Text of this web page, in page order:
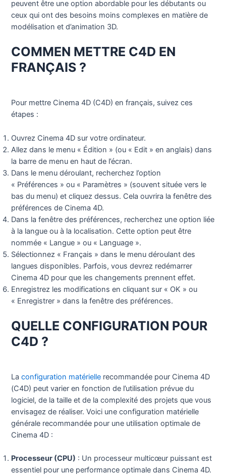
peuvent être une option abordable pour les débutants ou
ceux qui ont des besoins moins complexes en matière de
modélisation et d’animation 3D.
COMMEN METTRE C4D EN
FRANÇAIS ?
Pour mettre Cinema 4D (C4D) en français, suivez ces
étapes :
Ouvrez Cinema 4D sur votre ordinateur.
Allez dans le menu « Édition » (ou « Edit » en anglais) dans
la barre de menu en haut de l’écran.
Dans le menu déroulant, recherchez l’option
« Préférences » ou « Paramètres » (souvent située vers le
bas du menu) et cliquez dessus. Cela ouvrira la fenêtre des
préférences de Cinema 4D.
Dans la fenêtre des préférences, recherchez une option liée
à la langue ou à la localisation. Cette option peut être
nommée « Langue » ou « Language ».
Sélectionnez « Français » dans le menu déroulant des
langues disponibles. Parfois, vous devrez redémarrer
Cinema 4D pour que les changements prennent effet.
Enregistrez les modifications en cliquant sur « OK » ou
« Enregistrer » dans la fenêtre des préférences.
QUELLE CONFIGURATION POUR
C4D ?
Laconfiguration matérielle recommandée pour Cinema 4D
(C4D) peut varier en fonction de l’utilisation prévue du
logiciel, de la taille et de la complexité des projets que vous
envisagez de réaliser. Voici une configuration matérielle
générale recommandée pour une utilisation optimale de
Cinema 4D :
Processeur (CPU) : Un processeur multicœur puissant est
essentiel pour une performance optimale dans Cinema 4D.